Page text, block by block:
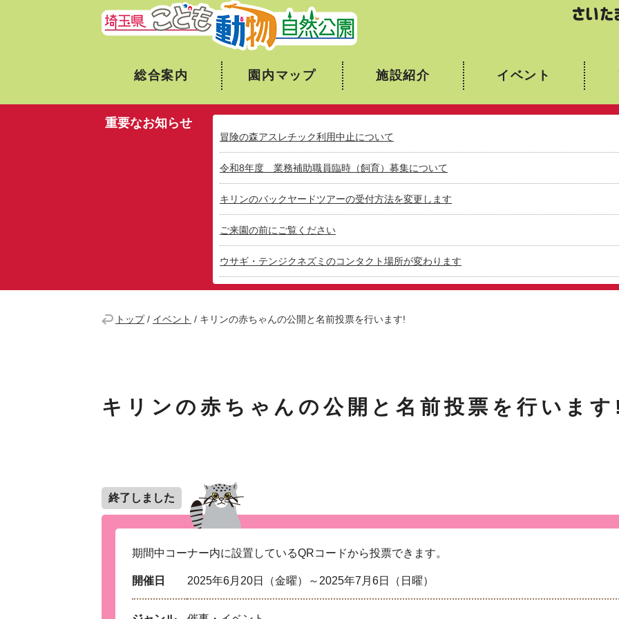
総合案内 園内マップ 施設紹介 イベント
重要なお知らせ
冒険の森アスレチック利用中止について
令和8年度 業務補助職員臨時（飼育）募集について
キリンのバックヤードツアーの受付方法を変更します
ご来園の前にご覧ください
ウサギ・テンジクネズミのコンタクト場所が変わります
トップ/ イベント / キリンの赤ちゃんの公開と名前投票を行います!
キリンの赤ちゃんの公開と名前投票を行いま
終了しました
期間中コーナー内に設置しているQRコードから投票できます。
開催日 2025年6月20日（金曜）～2025年7月6日（日曜）